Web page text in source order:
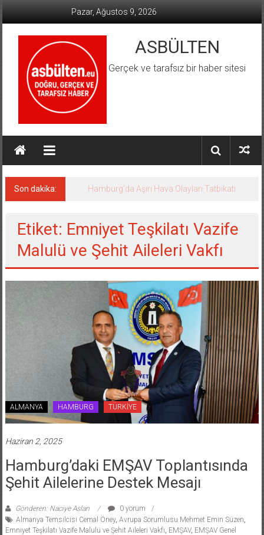
Pazar, Ağustos 9, 2026
ASBÜLTEN
Gerçek ve tarafsız bir haber sitesi
Son dakika: Hamburg’da Aşırı Hava Olayları Tatbikatı
Etiket: Emniyet Teşkilatı Vazife
Malulü ve Şehit Aileleri Vakfı
ALMANYA HAMBURG TÜRKİYE
Haziran 2, 2025
Hamburg’daki EMŞAV Toplantısında
Şehit Ailelerine Destek Mesajı
Gönderen: Naciye Aslan
0 yorum
Almanya Temsilcisi Cemal Öney, Avrupa Sorumlusu Mehmet Emin Süzen
Emniyet Teşkilatı Vazife Malulü ve Şehit Aileleri Vakfı EMŞAV, EMŞAV Genel